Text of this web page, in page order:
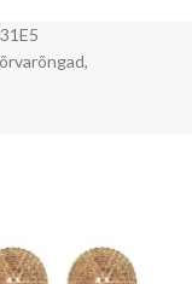
,